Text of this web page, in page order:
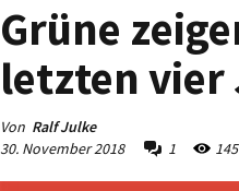
Grüne
letzten vier
Von Ralf Julke
30. November 2018
1 145